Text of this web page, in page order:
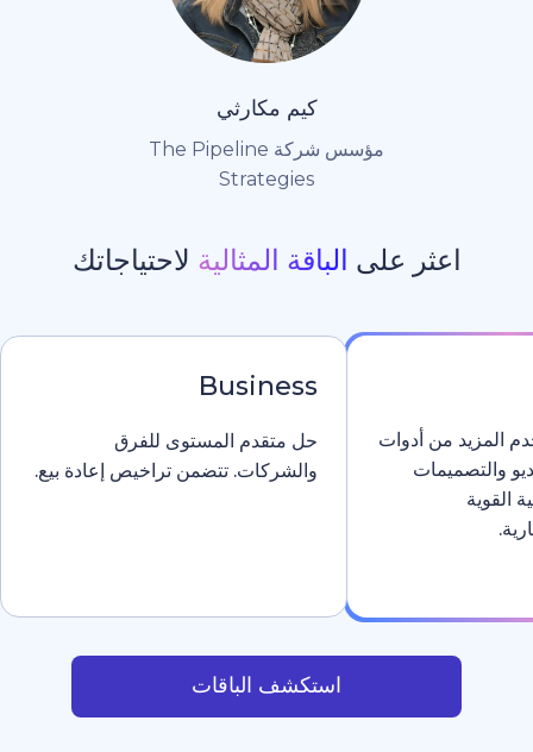
مؤسس شركة The Pipeline
الباقة المثاليةلاحتياجاتك
Business
حل متقدم المستوى للفرق
والشركات. تتضمن تراخيص إعادة بيع.
استكشف الباقات